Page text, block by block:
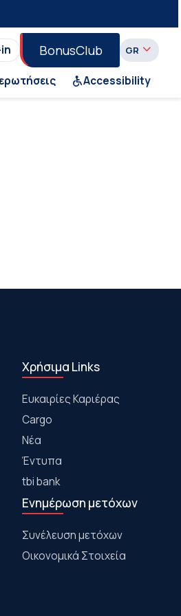
BonusClub
Accessibility
Χρήσιμα Links
Ευκαιρίες Καριέρας
Cargo
Νέα
Έντυπα
tbi bank
Ενημέρωση μετόχων
Συνέλευση μετόχων
Οικονομικά Στοιχεία